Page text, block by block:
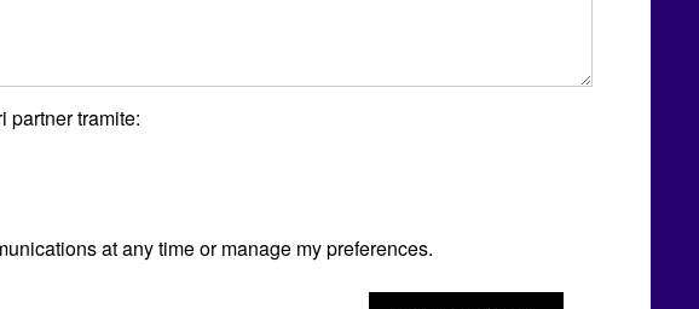
partner tramite:
at any time or manage my preferences.